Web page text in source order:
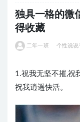
独具一格的微
得收藏
二年一班 个性说说
1.祝我无坚不摧,祝
祝我逍遥快活。 ​​​​